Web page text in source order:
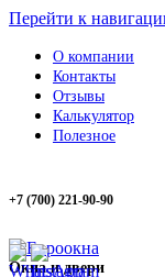
Перейти к
О компании
Контакты
Отзывы
Калькулятор
Полезное
+7 (700) 221-90-90
Окна и двери